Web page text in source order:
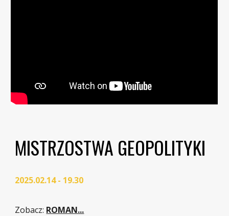
MISTRZOSTWA GEOPOLITYKI
2025.02.14 - 19.30
Zobacz: ROMAN...